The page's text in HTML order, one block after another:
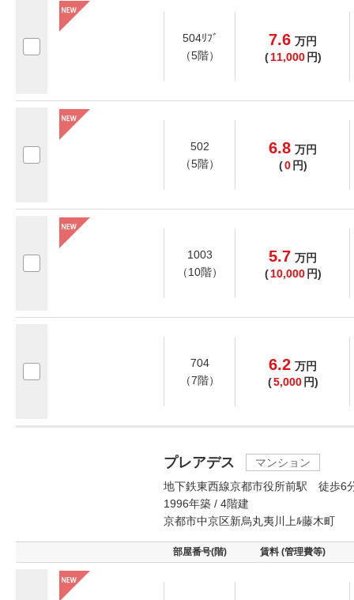
504ﾘﾌﾞ
（5階）
7.6 万円
( 11,000 円)
502
（5階）
6.8 万円
(0 円)
1003
（10階）
5.7 万円
( 10,000 円)
704
（7階）
6.2 万円
(5,000 円)
プレアデス
マンション
地下鉄東西線京都市役所前駅 徒歩6
1996年築 / 4階建
京都市中京区新烏丸夷川上ﾙ藤木町
部屋番号(階) 賃料 (管理費等)